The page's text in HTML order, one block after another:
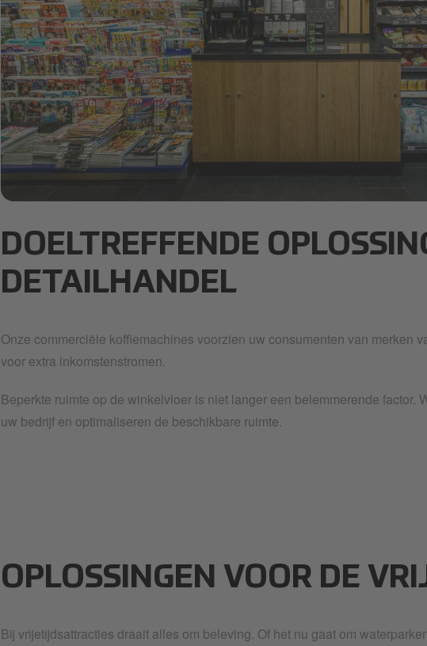
DOELTREFFENDE
DETAILHANDEL
Onze commerciële koffiemachines voorzien uw consumenten van merken
voor extra inkomstenstromen.
Beperkte ruimte op de winkelvloer is niet langer een belemmerende factor.
uw bedrijf en optimaliseren de beschikbare ruimte.
OPLOSSINGEN VOOR DE
Bij vrijetijdsattracties draait alles om beleving. Of het nu gaat om